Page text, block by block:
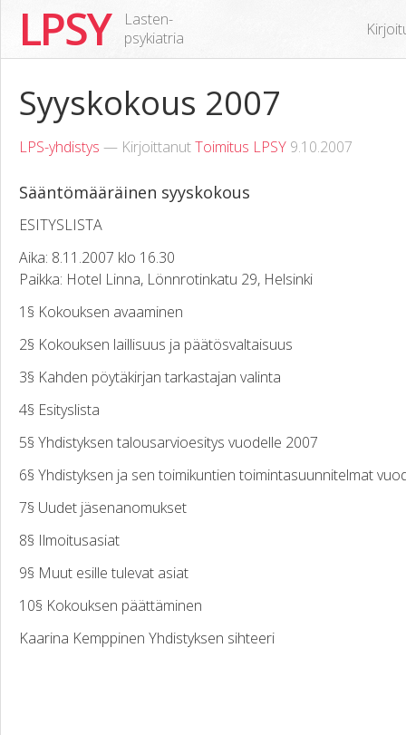
LPSY
Lasten-
psykiatria
Syyskokous 2007
LPS-yhdistys — KirjoittanutToimitus LPSY 9.10.2007
Sääntömääräinen syyskokous
ESITYSLISTA
Aika: 8.11.2007 klo 16.30
Paikka: Hotel Linna, Lönnrotinkatu 29, Helsinki
1§ Kokouksen avaaminen
2§ Kokouksen laillisuus ja päätösvaltaisuus
3§ Kahden pöytäkirjan tarkastajan valinta
4§ Esityslista
5§ Yhdistyksen talousarvioesitys vuodelle 2007
6§ Yhdistyksen ja sen toimikuntien toimintasuunnitelmat
7§ Uudet jäsenanomukset
8§ Ilmoitusasiat
9§ Muut esille tulevat asiat
10§ Kokouksen päättäminen
Kaarina Kemppinen Yhdistyksen sihteeri